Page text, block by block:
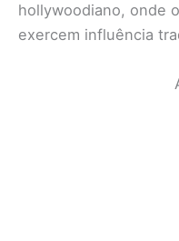
hollywoodiano, onde
exercem influência